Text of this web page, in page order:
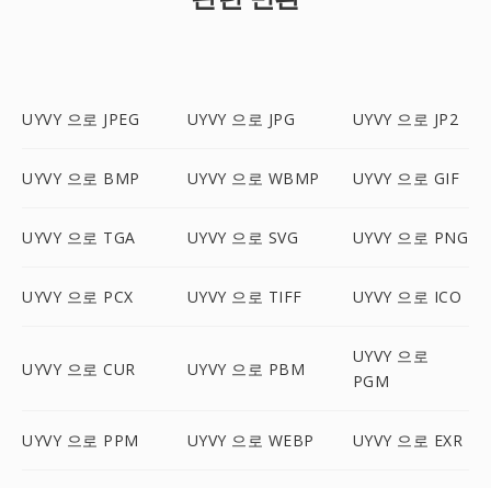
UYVY 으로 JPEG UYVY 으로 JPG UYVY 으로 JP2
UYVY 으로 BMP UYVY 으로 WBMP UYVY 으로 GIF
UYVY 으로 TGA UYVY 으로 SVG UYVY 으로 PNG
UYVY 으로 PCX UYVY 으로 TIFF UYVY 으로 ICO
UYVY 으로 CUR UYVY 으로 PBM
UYVY 으로
PGM
UYVY 으로 PPM UYVY 으로 WEBP UYVY 으로 EXR